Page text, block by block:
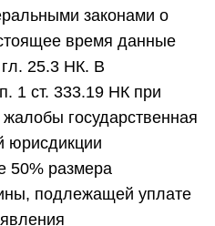
законами о
время данные
25.3 НК. В
1 ст. 333.19 НК при
государственная
юрисдикции
50% размера
подлежащей уплате